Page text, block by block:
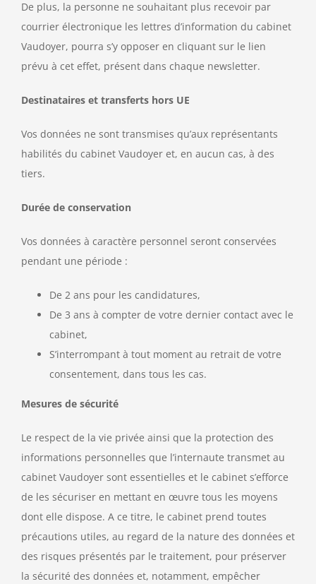
De plus, la personne ne souhaitant plus recevoir par
courrier électronique les lettres d’information du cabinet
Vaudoyer, pourra s’y opposer en cliquant sur le lien
prévu à cet effet, présent dans chaque newsletter.
Destinataires et transferts hors UE
Vos données ne sont transmises qu’aux représentants
habilités du cabinet Vaudoyer et, en aucun cas, à des
tiers.
Durée de conservation
Vos données à caractère personnel seront conservées
pendant une période :
De 2 ans pour les candidatures,
De 3 ans à compter de votre dernier contact avec le
cabinet,
S’interrompant à tout moment au retrait de votre
consentement, dans tous les cas.
Mesures de sécurité
Le respect de la vie privée ainsi que la protection des
informations personnelles que l’internaute transmet au
cabinet Vaudoyer sont essentielles et le cabinet s’efforce
de les sécuriser en mettant en œuvre tous les moyens
dont elle dispose. A ce titre, le cabinet prend toutes
précautions utiles, au regard de la nature des données et
des risques présentés par le traitement, pour préserver
la sécurité des données et, notamment, empêcher